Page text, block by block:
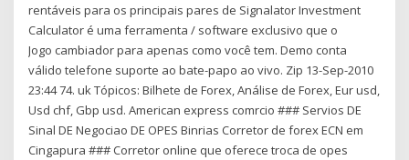
rentáveis para os principais pares de Signalator Investment
Calculator é uma ferramenta / software exclusivo que o
Jogo cambiador para apenas como você tem. Demo conta
válido telefone suporte ao bate-papo ao vivo. Zip 13-Sep-2010
23:44 74. uk Tópicos: Bilhete de Forex, Análise de Forex, Eur usd,
Usd chf, Gbp usd. American express comrcio ### Servios DE
Sinal DE Negociao DE OPES Binrias Corretor de forex ECN em
Cingapura ### Corretor online que oferece troca de opes